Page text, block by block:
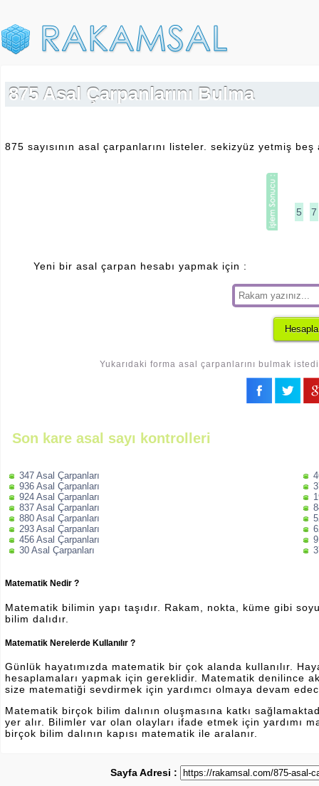
875 Asal Çarpanlarını Bulma
875 sayısının asal çarpanlarını listeler. sekizyüz yetmiş
5 7
Yeni bir asal çarpan hesabı yapmak için :
Yukarıdaki forma asal çarpanlarını bulmak
Son kare asal sayı kontrolleri
347 Asal Çarpanları
936 Asal Çarpanları
924 Asal Çarpanları
837 Asal Çarpanları
880 Asal Çarpanları
293 Asal Çarpanları
456 Asal Çarpanları
30 Asal Çarpanları
Matematik Nedir ?
Matematik bilimin yapı taşıdır. Rakam, nokta, küme gibi
bilim dalıdır.
Matematik Nerelerde Kullanılır ?
Günlük hayatımızda matematik bir çok alanda kullanılır.
hesaplamaları yapmak için gereklidir. Matematik denilince
size matematiği sevdirmek için yardımcı olmaya devam
Matematik birçok bilim dalının oluşmasına katkı
yer alır. Bilimler var olan olayları ifade etmek için yardımı
birçok bilim dalının kapısı matematik ile aralanır.
Sayfa Adresi :